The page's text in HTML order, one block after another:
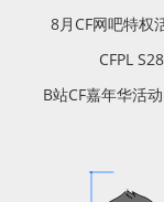
8月CF网吧特权
CFPL
B站CF嘉年华活